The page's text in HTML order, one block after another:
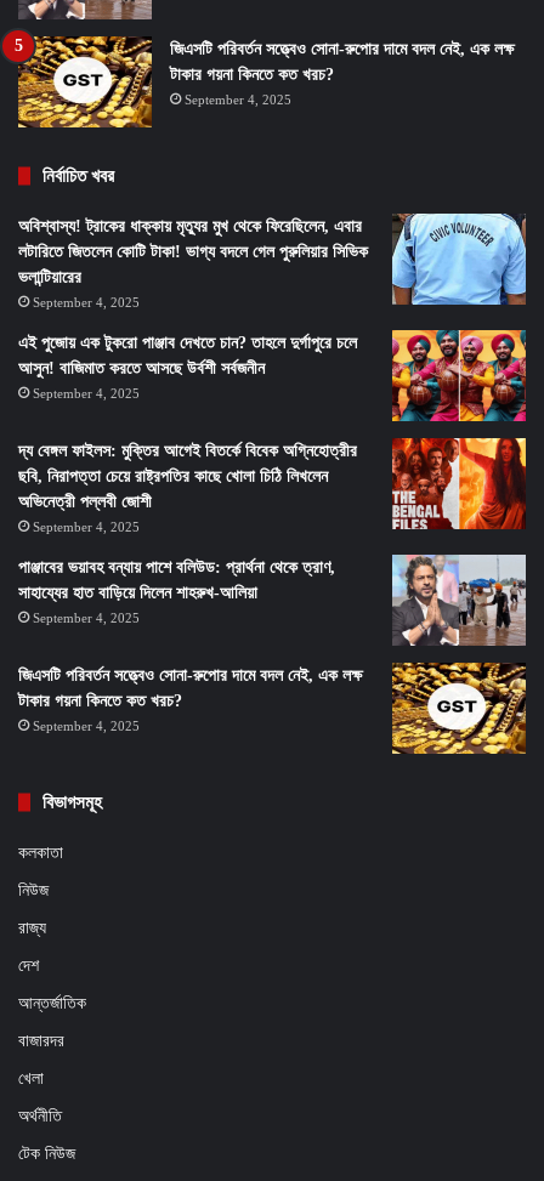
জিএসটি পরিবর্তন সত্ত্বেও সোনা-রুপোর দামে বদল নেই, এক লক্ষ
টাকার গয়না কিনতে কত খরচ?
September 4, 2025
নির্বাচিত খবর
অবিশ্বাস্য! ট্রাকের ধাক্কায় মৃত্যুর মুখ থেকে ফিরেছিলেন, এবার
লটারিতে জিতলেন কোটি টাকা! ভাগ্য বদলে গেল পুরুলিয়ার সিভিক
ভলান্টিয়ারের
September 4, 2025
এই পুজোয় এক টুকরো পাঞ্জাব দেখতে চান? তাহলে দুর্গাপুরে চলে
আসুন! বাজিমাত করতে আসছে উর্বশী সর্বজনীন
September 4, 2025
দ্য বেঙ্গল ফাইলস: মুক্তির আগেই বিতর্কে বিবেক অগ্নিহোত্রীর
ছবি, নিরাপত্তা চেয়ে রাষ্ট্রপতির কাছে খোলা চিঠি লিখলেন
অভিনেত্রী পল্লবী জোশী
September 4, 2025
পাঞ্জাবের ভয়াবহ বন্যায় পাশে বলিউড: প্রার্থনা থেকে ত্রাণ,
সাহায্যের হাত বাড়িয়ে দিলেন শাহরুখ-আলিয়া
September 4, 2025
জিএসটি পরিবর্তন সত্ত্বেও সোনা-রুপোর দামে বদল নেই, এক লক্ষ
টাকার গয়না কিনতে কত খরচ?
September 4, 2025
বিভাগসমূহ
কলকাতা
নিউজ
রাজ্য
দেশ
আন্তর্জাতিক
বাজারদর
খেলা
অর্থনীতি
টেক নিউজ